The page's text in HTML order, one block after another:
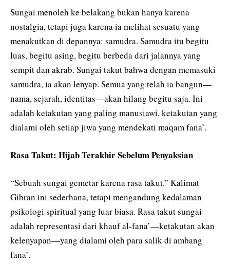
Sungai menoleh ke belakang bukan hanya karena
nostalgia, tetapi juga karena ia melihat sesuatu yang
menakutkan di depannya: samudra. Samudra itu begitu
luas, begitu asing, begitu berbeda dari jalannya yang
sempit dan akrab. Sungai takut bahwa dengan memasuki
samudra, ia akan lenyap. Semua yang telah ia bangun—
nama, sejarah, identitas—akan hilang begitu saja. Ini
adalah ketakutan yang paling manusiawi, ketakutan yang
dialami oleh setiap jiwa yang mendekati maqam fana’.
Rasa Takut: Hijab Terakhir Sebelum Penyaksian
“Sebuah sungai gemetar karena rasa takut.” Kalimat
Gibran ini sederhana, tetapi mengandung kedalaman
psikologi spiritual yang luar biasa. Rasa takut sungai
adalah representasi dari khauf al-fana’—ketakutan akan
kelenyapan—yang dialami oleh para salik di ambang
fana’.